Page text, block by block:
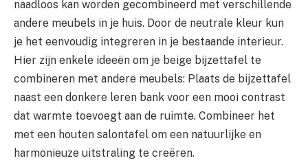
naadloos kan worden gecombineerd met verschillende
andere meubels in je huis. Door de neutrale kleur kun
je het eenvoudig integreren in je bestaande interieur.
Hier zijn enkele ideeën om je beige bijzettafel te
combineren met andere meubels: Plaats de bijzettafel
naast een donkere leren bank voor een mooi contrast
dat warmte toevoegt aan de ruimte. Combineer het
met een houten salontafel om een natuurlijke en
harmonieuze uitstraling te creëren.